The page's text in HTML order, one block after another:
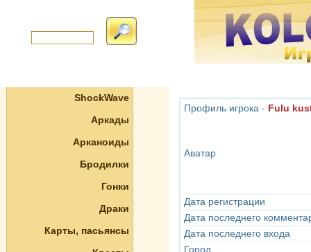
ShockWave
Аркады
Арканоиды
Бродилки
Гонки
Драки
Карты, пасьянсы
Профиль игрока - Fulu
Аватар
Дата регистрации
Дата последнего
Дата последнего входа
Город